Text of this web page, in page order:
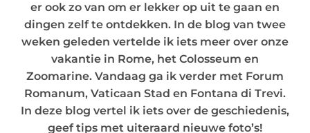
er ook zo van om er lekker op uit te gaan en
dingen zelf te ontdekken. In de blog van twee
weken geleden vertelde ik iets meer over onze
vakantie in Rome, het Colosseum en
Zoomarine. Vandaag ga ik verder met Forum
Romanum, Vaticaan Stad en Fontana di Trevi.
In deze blog vertel ik iets over de geschiedenis,
geef tips met uiteraard nieuwe foto’s!